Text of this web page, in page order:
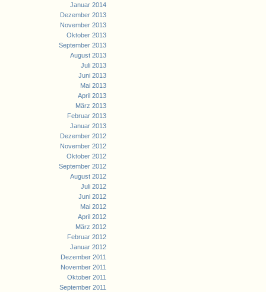
Januar 2014
Dezember 2013
November 2013
Oktober 2013
September 2013
August 2013
Juli 2013
Juni 2013
Mai 2013
April 2013
März 2013
Februar 2013
Januar 2013
Dezember 2012
November 2012
Oktober 2012
September 2012
August 2012
Juli 2012
Juni 2012
Mai 2012
April 2012
März 2012
Februar 2012
Januar 2012
Dezember 2011
November 2011
Oktober 2011
September 2011